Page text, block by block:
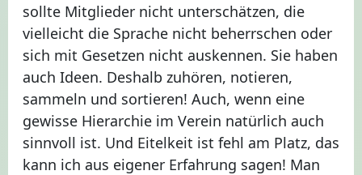
sollte Mitglieder nicht unterschätzen, die
vielleicht die Sprache nicht beherrschen oder
sich mit Gesetzen nicht auskennen. Sie haben
auch Ideen. Deshalb zuhören, notieren,
sammeln und sortieren! Auch, wenn eine
gewisse Hierarchie im Verein natürlich auch
sinnvoll ist. Und Eitelkeit ist fehl am Platz, das
kann ich aus eigener Erfahrung sagen! Man